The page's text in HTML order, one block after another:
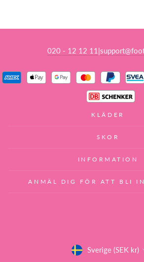
020 - 12 12 11 |
KLÄDER
SKOR
INFORMATION
ANMÄL DIG FÖR ATT BLI
VALUTA
Sverige (SEK kr)